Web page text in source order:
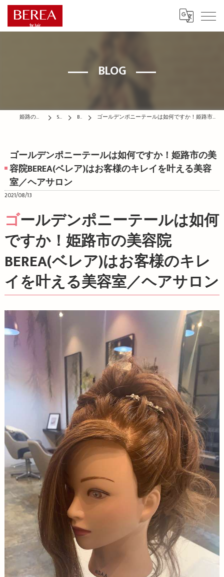
BLOG
姫路の美容院はBEREA STAFF BLOG ゴールデンポニーテールは如何ですか！姫路市の美容院BEREA(ベレア)はお客様のキレイを叶える美容室／ヘアサロン
ゴールデンポニーテールは如何ですか！姫路市の美
容院BEREA(ベレア)はお客様のキレイを叶える美容
室／ヘアサロン
2021/08/13
ゴールデンポニーテールは如何
ですか！姫路市の美容院
BEREA(ベレア)はお客様のキレ
イを叶える美容室／ヘアサロン